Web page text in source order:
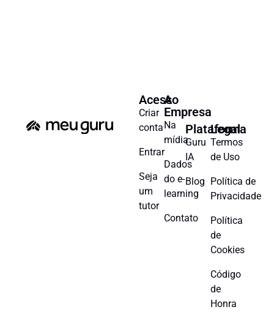
Acesso
Criar
conta
Entrar
Seja
um
tutor
A
Empresa
Na
mídia
Dados
do e-
learning
Contato
Plataforma
Guru
IA
Blog
Legal
Termos
de Uso
Política de
Privacidade
Política
de
Cookies
Código
de
Honra